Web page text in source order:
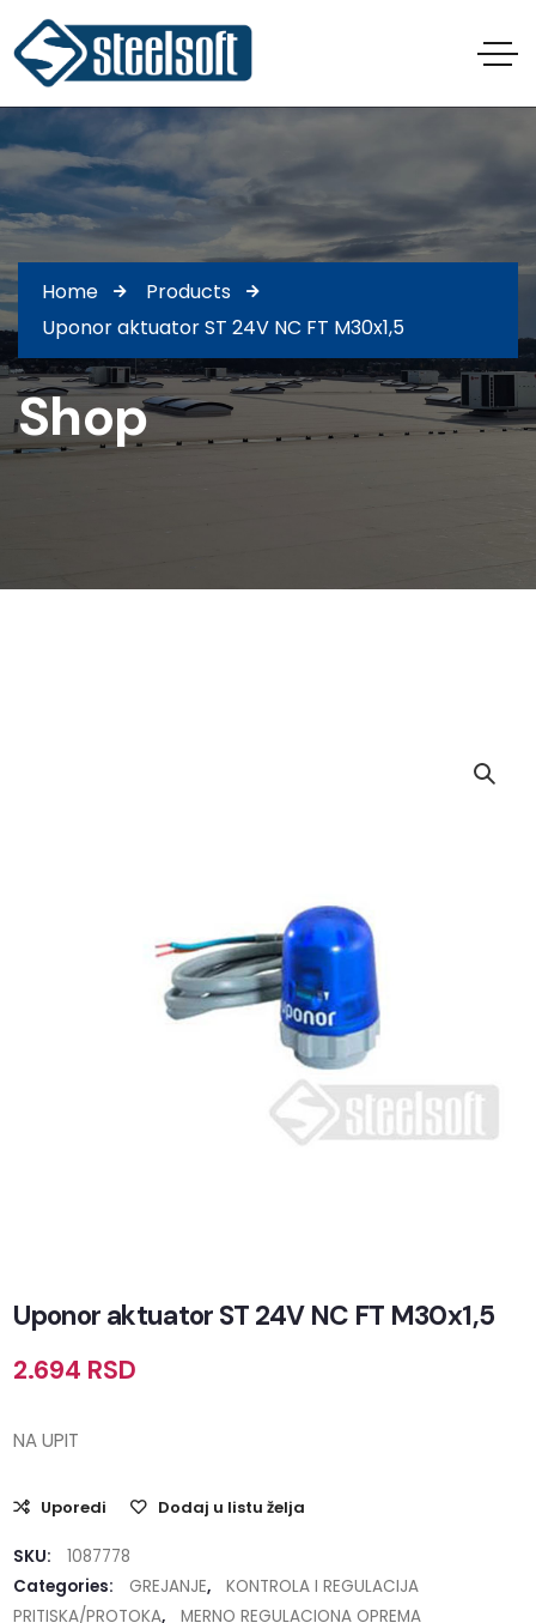
Home
Products
Uponor aktuator ST 24V NC FT M30x1,5
Shop
Uponor aktuator ST 24V NC FT M30x1,5
2.694 RSD
NA UPIT
Uporedi Dodaj u listu želja
SKU:
1087778
Categories:
GREJANJE,
KONTROLA I REGULACIJA
PRITISKA/PROTOKA,
MERNO REGULACIONA OPREMA